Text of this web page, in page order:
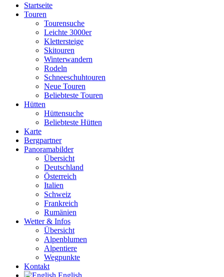
Startseite
Touren
Tourensuche
Leichte 3000er
Klettersteige
Skitouren
Winterwandern
Rodeln
Schneeschuhtouren
Neue Touren
Beliebteste Touren
Hütten
Hüttensuche
Beliebteste Hütten
Karte
Bergpartner
Panoramabilder
Übersicht
Deutschland
Österreich
Italien
Schweiz
Frankreich
Rumänien
Wetter & Infos
Übersicht
Alpenblumen
Alpentiere
Wegpunkte
Kontakt
English